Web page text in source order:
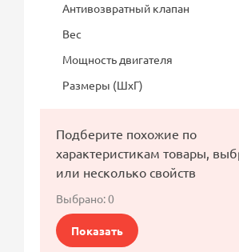
Антивозвратный клапан
Вес
Мощность двигателя
Размеры (ШхГ)
Подберите похожие по
характеристикам товары,
или несколько свойств
Выбрано:0
Показать